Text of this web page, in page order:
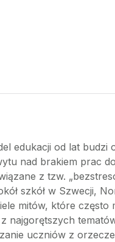
edukacji od lat budzi
nad brakiem prac
z tzw.
szkół w Szwecji,
mitów, które często
najgorętszych
uczniów z